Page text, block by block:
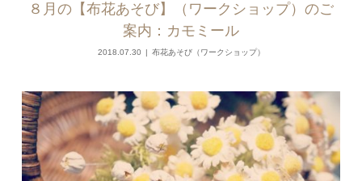
８月の【布花あそび】（ワークショップ）のご
案内：カモミール
2018.07.30 布花あそび（ワークショップ）